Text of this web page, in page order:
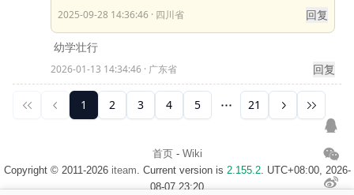
首页- Wiki
Copyright © 2011-2026 iteam. Current version is 2.155.2. UTC+08:00, 2026-
08-07 23:20